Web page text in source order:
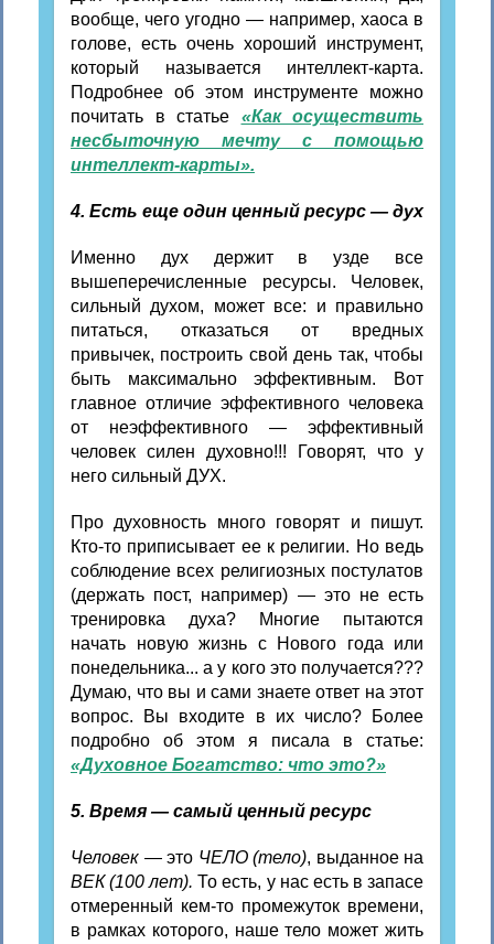
вообще, чего угодно — например, хаоса в
голове, есть очень хороший инструмент,
который называется интеллект-карта.
Подробнее об этом инструменте можно
почитать в статье «Как осуществить
несбыточную мечту с помощью
интеллект-карты».
4. Есть еще один ценный ресурс — дух
Именно дух держит в узде все
вышеперечисленные ресурсы. Человек,
сильный духом, может все: и правильно
питаться, отказаться от вредных
привычек, построить свой день так, чтобы
быть максимально эффективным. Вот
главное отличие эффективного человека
от неэффективного — эффективный
человек силен духовно!!! Говорят, что у
него сильный ДУХ.
Про духовность много говорят и пишут.
Кто-то приписывает ее к религии. Но ведь
соблюдение всех религиозных постулатов
(держать пост, например) — это не есть
тренировка духа? Многие пытаются
начать новую жизнь с Нового года или
понедельника... а у кого это получается???
Думаю, что вы и сами знаете ответ на этот
вопрос. Вы входите в их число? Более
подробно об этом я писала в статье:
«Духовное Богатство: что это?»
5. Время — самый ценный ресурс
Человек — это ЧЕЛО (тело), выданное на
ВЕК (100 лет). То есть, у нас есть в запасе
отмеренный кем-то промежуток времени,
в рамках которого, наше тело может жить